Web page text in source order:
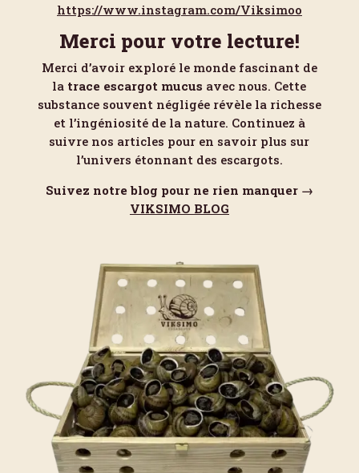
https://www.instagram.com/Viksimoo
Merci pour votre lecture!
Merci d’avoir exploré le monde fascinant de
la trace escargot mucus avec nous. Cette
substance souvent négligée révèle la richesse
et l’ingéniosité de la nature. Continuez à
suivre nos articles pour en savoir plus sur
l’univers étonnant des escargots.
Suivez notre blog pour ne rien manquer →
VIKSIMO BLOG